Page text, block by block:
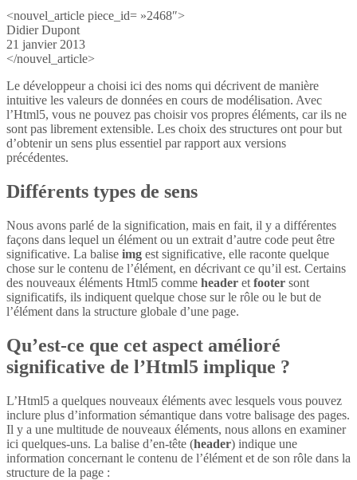
<nouvel_article piece_id= »2468″>
Didier Dupont
21 janvier 2013
</nouvel_article>
Le développeur a choisi ici des noms qui décrivent de manière
intuitive les valeurs de données en cours de modélisation. Avec
l’Html5, vous ne pouvez pas choisir vos propres éléments, car ils ne
sont pas librement extensible. Les choix des structures ont pour but
d’obtenir un sens plus essentiel par rapport aux versions
précédentes.
Différents types de sens
Nous avons parlé de la signification, mais en fait, il y a différentes
façons dans lequel un élément ou un extrait d’autre code peut être
significative. La balise img est significative, elle raconte quelque
chose sur le contenu de l’élément, en décrivant ce qu’il est. Certains
des nouveaux éléments Html5 comme header et footer sont
significatifs, ils indiquent quelque chose sur le rôle ou le but de
l’élément dans la structure globale d’une page.
Qu’est-ce que cet aspect amélioré
significative de l’Html5 implique ?
L’Html5 a quelques nouveaux éléments avec lesquels vous pouvez
inclure plus d’information sémantique dans votre balisage des pages.
Il y a une multitude de nouveaux éléments, nous allons en examiner
ici quelques-uns. La balise d’en-tête (header) indique une
information concernant le contenu de l’élément et de son rôle dans la
structure de la page :